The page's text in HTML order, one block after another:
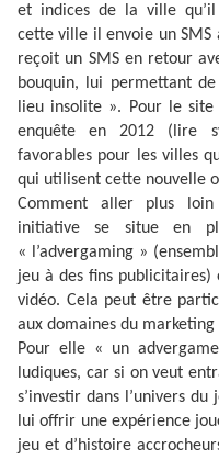
et indices de la ville
cette ville il envoie un SMS
reçoit un SMS en retour
bouquin, lui permettant
lieu insolite ». Pour le
enquête en 2012 (lire
favorables pour les villes
qui utilisent cette nouvelle
Comment aller plus
initiative se situe en
« l’advergaming »
jeu à des fins
vidéo. Cela peut être
aux domaines du
Pour elle « un
ludiques, car si on veut
s’investir dans l’univers
lui offrir une expérience
jeu et d’histoire